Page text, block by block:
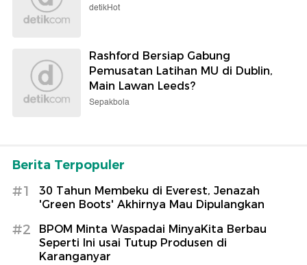
detikHot
Rashford Bersiap Gabung
Pemusatan Latihan MU di Dublin,
Main Lawan Leeds?
Sepakbola
Berita Terpopuler
#1
30 Tahun Membeku di Everest, Jenazah
'Green Boots' Akhirnya Mau Dipulangkan
#2
BPOM Minta Waspadai MinyaKita Berbau
Seperti Ini usai Tutup Produsen di
Karanganyar